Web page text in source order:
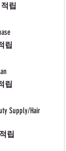
립
립
립
Supply/Hair
립